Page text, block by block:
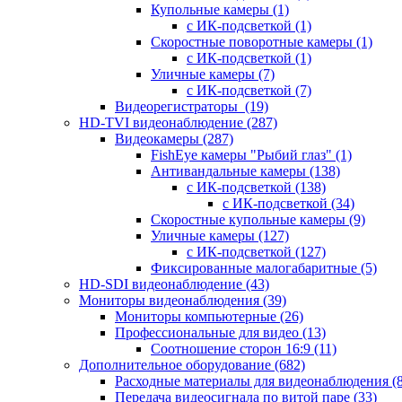
Купольные камеры (1)
с ИК-подсветкой (1)
Скоростные поворотные камеры (1)
с ИК-подсветкой (1)
Уличные камеры (7)
с ИК-подсветкой (7)
Видеорегистраторы (19)
HD-TVI видеонаблюдение (287)
Видеокамеры (287)
FishEye камеры "Рыбий глаз" (1)
Антивандальные камеры (138)
с ИК-подсветкой (138)
с ИК-подсветкой (34)
Скоростные купольные камеры (9)
Уличные камеры (127)
с ИК-подсветкой (127)
Фиксированные малогабаритные (5)
HD-SDI видеонаблюдение (43)
Мониторы видеонаблюдения (39)
Мониторы компьютерные (26)
Профессиональные для видео (13)
Соотношение сторон 16:9 (11)
Дополнительное оборудование (682)
Расходные материалы для видеонаблюдения
Передача видеосигнала по витой паре (33)